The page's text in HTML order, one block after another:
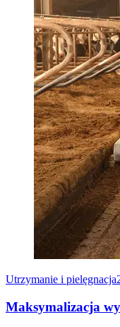
Utrzymanie i pielęgnacja
Maksymalizacja